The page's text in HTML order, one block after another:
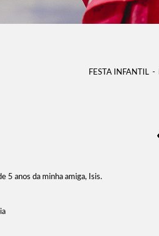
FESTA INFANTIL
5 anos da minha amiga, Isis.